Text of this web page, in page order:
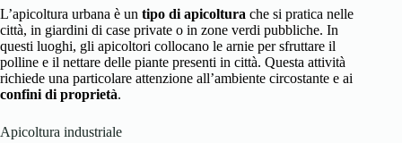
L’apicoltura urbana è un tipo di apicoltura che si pratica nelle
città, in giardini di case private o in zone verdi pubbliche. In
questi luoghi, gli apicoltori collocano le arnie per sfruttare il
polline e il nettare delle piante presenti in città. Questa attività
richiede una particolare attenzione all’ambiente circostante e ai
confini di proprietà.
Apicoltura industriale